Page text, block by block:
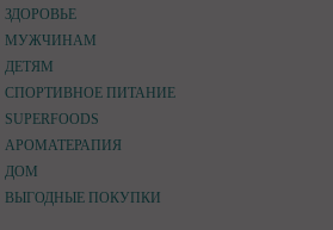
ЗДОРОВЬЕ
МУЖЧИНАМ
ДЕТЯМ
СПОРТИВНОЕ ПИТАНИЕ
SUPERFOODS
АРОМАТЕРАПИЯ
ДОМ
ВЫГОДНЫЕ ПОКУПКИ